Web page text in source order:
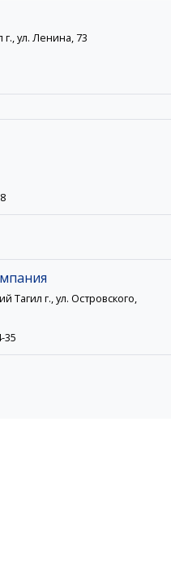
ул. Ленина, 73
Тагил г., ул. Островского,
35